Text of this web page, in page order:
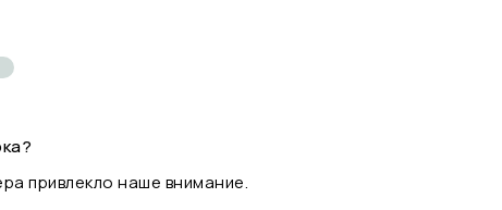
привлекло наше внимание.